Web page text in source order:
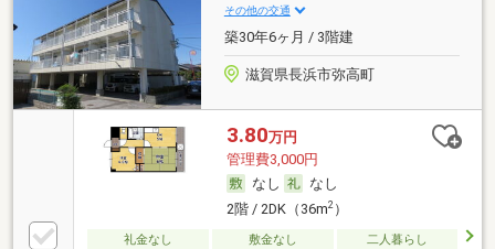
その他の交通
築30年6ヶ月 / 3階建
滋賀県長浜市弥高町
3.80万円
管理費3,000円
なし
なし
2階 / 2DK（36m2）
礼金なし 敷金なし
二人暮らし